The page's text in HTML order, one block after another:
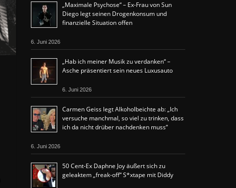
„Maximale Psychose“ – Ex-Frau von Sun
Diego legt seinen Drogenkonsum und
finanzielle Situation offen
6. Juni 2026
„Hab ich meiner Musik zu verdanken“ –
Asche präsentiert sein neues Luxusauto
6. Juni 2026
Carmen Geiss legt Alkoholbeichte ab: „Ich
versuche manchmal, so viel zu trinken, dass
ich da nicht drüber nachdenken muss“
6. Juni 2026
50 Cent-Ex Daphne Joy äußert sich zu
geleaktem „freak-off“ S*xtape mit Diddy